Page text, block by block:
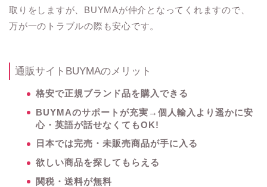
取りをしますが、BUYMAが仲介となってくれますので、
万が一のトラブルの際も安心です。
通販サイトBUYMAのメリット
格安で正規ブランド品を購入できる
BUYMAのサポートが充実→個人輸入より遥かに安
心・英語が話せなくてもOK!
日本では完売・未販売商品が手に入る
欲しい商品を探してもらえる
関税・送料が無料